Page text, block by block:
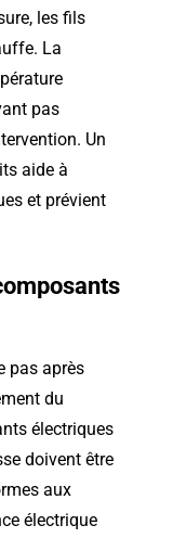
les fils
La
pas
Un
aide à
et prévient
pas après
du
électriques
doivent être
aux
électrique